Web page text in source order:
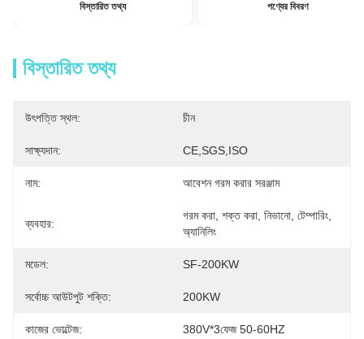
বিস্তারিত তথ্য পণ্যের বিবরণ
বিস্তারিত তথ্য
উৎপত্তি স্থল: চীন
সাক্ষ্যদান: CE,SGS,ISO
নাম: আবেশন গরম করার সরঞ্জাম
ব্যবহার:
গরম করা, শক্ত করা, নিভানো, টেম্পারিং,
অ্যানিলিং
মডেল: SF-200KW
সর্বোচ্চ আউটপুট শক্তি: 200KW
কাজের ভোল্টেজ: 380V*3ফেজ 50-60HZ